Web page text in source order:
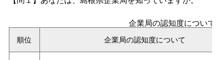
企業局の認知度について
順位 企業局の認知度について